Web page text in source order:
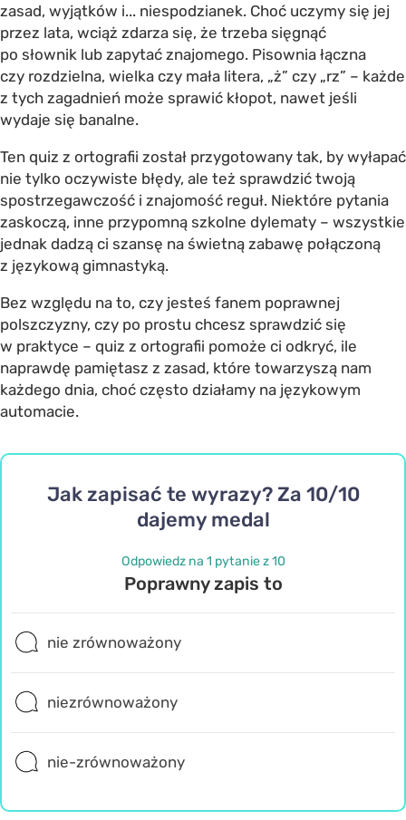
zasad, wyjątków i... niespodzianek. Choć uczymy się jej
przez lata, wciąż zdarza się, że trzeba sięgnąć
po słownik lub zapytać znajomego. Pisownia łączna
czy rozdzielna, wielka czy mała litera, „ż” czy „rz” – każde
z tych zagadnień może sprawić kłopot, nawet jeśli
wydaje się banalne.
Ten quiz z ortografii został przygotowany tak, by wyłapać
nie tylko oczywiste błędy, ale też sprawdzić twoją
spostrzegawczość i znajomość reguł. Niektóre pytania
zaskoczą, inne przypomną szkolne dylematy – wszystkie
jednak dadzą ci szansę na świetną zabawę połączoną
z językową gimnastyką.
Bez względu na to, czy jesteś fanem poprawnej
polszczyzny, czy po prostu chcesz sprawdzić się
w praktyce – quiz z ortografii pomoże ci odkryć, ile
naprawdę pamiętasz z zasad, które towarzyszą nam
każdego dnia, choć często działamy na językowym
automacie.
Jak zapisać te wyrazy? Za 10/10
dajemy medal
Odpowiedz na 1 pytanie z 10
Poprawny zapis to
nie zrównoważony
niezrównoważony
nie-zrównoważony